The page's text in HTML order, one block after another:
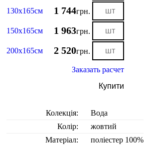
130х165см 1 744грн.
150х165см 1 963грн.
200х165см 2 520грн.
Заказать расчет
Купити
Колекція:
Вода
Колір:
жовтий
Матеріал:
поліестер 100%